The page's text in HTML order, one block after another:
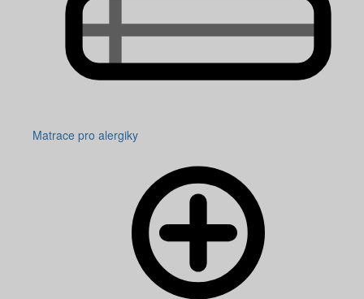
Matrace pro alergiky